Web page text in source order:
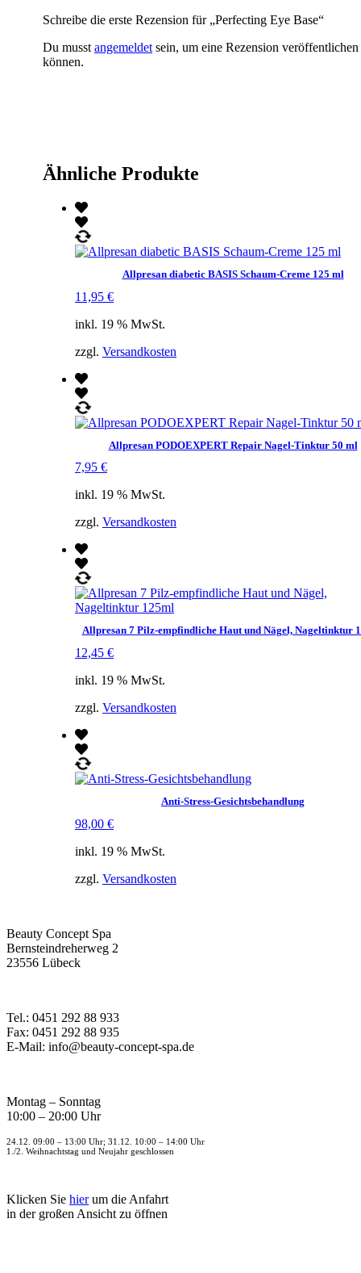
Schreibe die erste Rezension für „Perfecting Eye Base“
Du musst angemeldet sein, um eine Rezension veröffentlichen
können.
Ähnliche Produkte
Allpresan diabetic BASIS Schaum-Creme 125 ml
11,95 €
inkl. 19 % MwSt.
zzgl. Versandkosten
Allpresan PODOEXPERT Repair Nagel-Tinktur 50 ml
7,95 €
inkl. 19 % MwSt.
zzgl. Versandkosten
Allpresan 7 Pilz-empfindliche Haut und Nägel, Nageltinktur
12,45 €
inkl. 19 % MwSt.
zzgl. Versandkosten
Anti-Stress-Gesichtsbehandlung
98,00 €
inkl. 19 % MwSt.
zzgl. Versandkosten
Beauty Concept Spa
Bernsteindreherweg 2
23556 Lübeck
Tel.: 0451 292 88 933
Fax: 0451 292 88 935
E-Mail: info@beauty-concept-spa.de
Montag – Sonntag
10:00 – 20:00 Uhr
24.12. 09:00 – 13:00 Uhr; 31.12. 10:00 – 14:00 Uhr
1./2. Weihnachtstag und Neujahr geschlossen
Klicken Sie hierum die Anfahrt
in der großen Ansicht zu öffnen